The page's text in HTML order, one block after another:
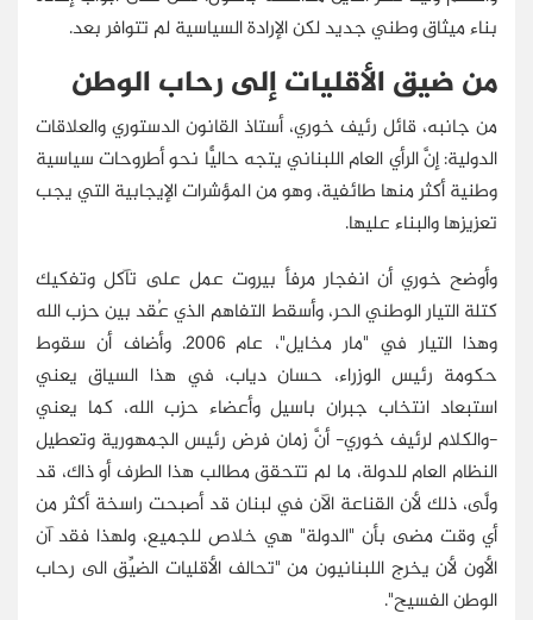
بناء ميثاق وطني جديد لكن الإرادة السياسية لم تتوافر بعد.
من ضيق الأقليات إلى رحاب الوطن
من جانبه، قائل رئيف خوري، أستاذ القانون الدستوري والعلاقات
الدولية: إنَّ الرأي العام اللبناني يتجه حاليًّا نحو أطروحات سياسية
وطنية أكثر منها طائفية، وهو من المؤشرات الإيجابية التي يجب
تعزيزها والبناء عليها.
وأوضح خوري أن انفجار مرفأ بيروت عمل على تآكل وتفكيك
كتلة التيار الوطني الحر، وأسقط التفاهم الذي عُقد بين حزب الله
وهذا التيار في "مار مخايل"، عام 2006. وأضاف أن سقوط
حكومة رئيس الوزراء، حسان دياب، في هذا السياق يعني
استبعاد انتخاب جبران باسيل وأعضاء حزب الله، كما يعني
-والكلام لرئيف خوري- أنَّ زمان فرض رئيس الجمهورية وتعطيل
النظام العام للدولة، ما لم تتحقق مطالب هذا الطرف أو ذاك، قد
ولَّى، ذلك لأن القناعة الآن في لبنان قد أصبحت راسخة أكثر من
أي وقت مضى بأن "الدولة" هي خلاص للجميع، ولهذا فقد آن
الأون لأن يخرج اللبنانيون من "تحالف الأقليات الضيِّق الى رحاب
الوطن الفسيح".